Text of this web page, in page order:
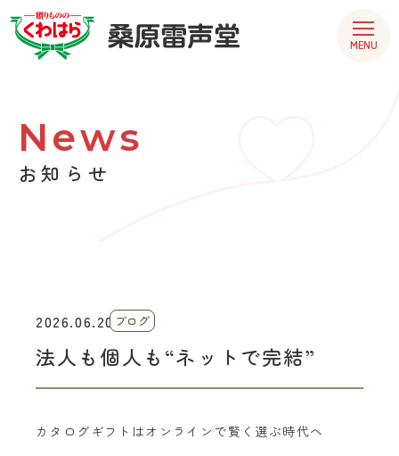
MENU
お知らせ
News
2026.06.20 ブログ
法人も個人も“ネットで完結”
カタログギフトはオンラインで賢く選ぶ時代へ